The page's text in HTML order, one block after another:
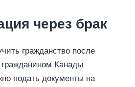
через брак
гражданство после
Канады
подать документы на